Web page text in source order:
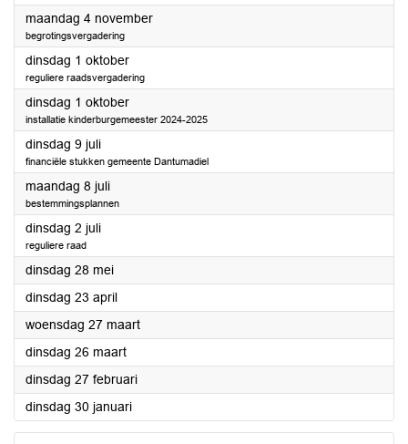
maandag 4 november2024
begrotingsvergadering
dinsdag 1 oktober2024
reguliere raadsvergadering
dinsdag 1 oktober2024
installatie kinderburgemeester 2024-2025
dinsdag 9 juli2024
financiële stukken gemeente Dantumadiel
maandag 8 juli2024
bestemmingsplannen
dinsdag 2 juli2024
reguliere raad
dinsdag 28 mei2024
dinsdag 23 april2024
woensdag 27 maart2024
dinsdag 26 maart2024
dinsdag 27 februari2024
dinsdag 30 januari2024